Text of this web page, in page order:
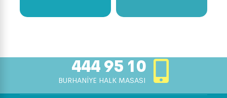
444 95 10
BURHANİYE HALK MASASI